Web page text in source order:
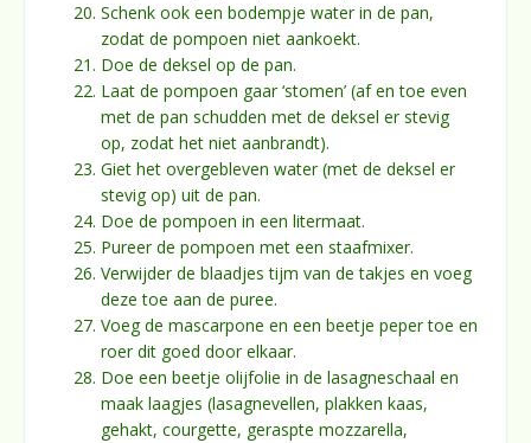
Schenk ook een bodempje water in de pan,
zodat de pompoen niet aankoekt.
Doe de deksel op de pan.
Laat de pompoen gaar ‘stomen’ (af en toe even
met de pan schudden met de deksel er stevig
op, zodat het niet aanbrandt).
Giet het overgebleven water (met de deksel er
stevig op) uit de pan.
Doe de pompoen in een litermaat.
Pureer de pompoen met een staafmixer.
Verwijder de blaadjes tijm van de takjes en voeg
deze toe aan de puree.
Voeg de mascarpone en een beetje peper toe en
roer dit goed door elkaar.
Doe een beetje olijfolie in de lasagneschaal en
maak laagjes (lasagnevellen, plakken kaas,
gehakt, courgette, geraspte mozzarella,